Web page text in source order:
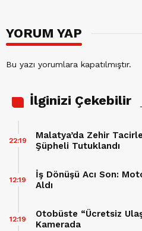
YORUM YAP
Bu yazı yorumlara kapatılmıştır.
İlginizi Çekebilir
Malatya’da Zehir
Şüpheli Tutuklandı
22:19
İş Dönüşü Acı Son:
Aldı
12:19
Otobüste “Ücretsiz
Kamerada
12:19